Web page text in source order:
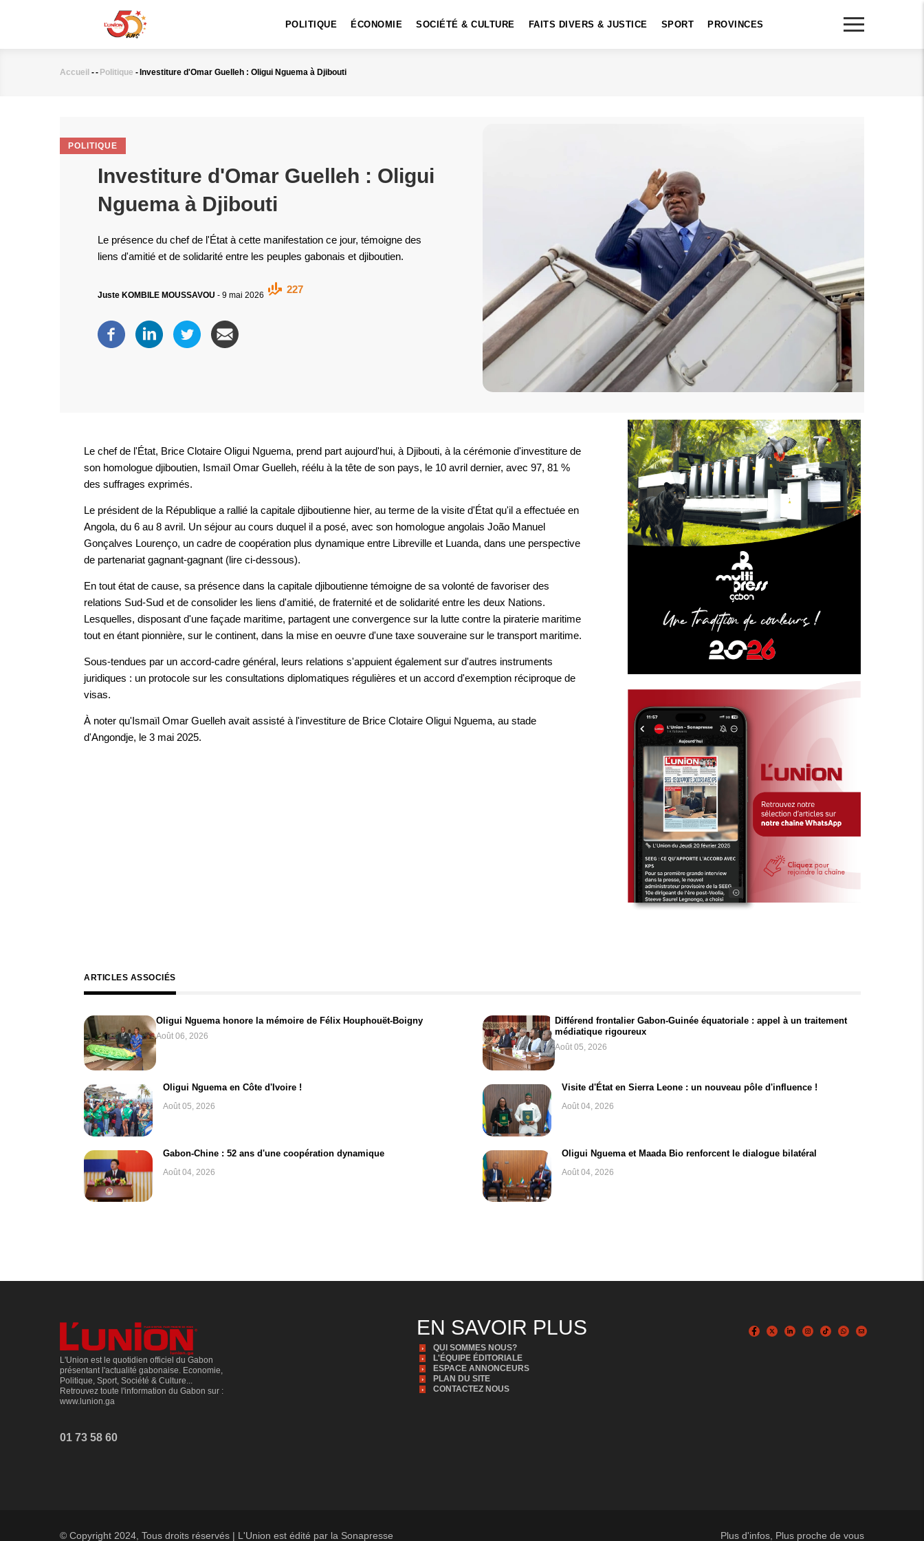
POLITIQUE ÉCONOMIE SOCIÉTÉ & CULTURE FAITS DIVERS & JUSTICE SPORT PROVINCES
Fil
Accueil -- Politique - Investiture d'Omar Guelleh : Oligui Nguema à Djibouti
POLITIQUE
Investiture d'Omar Guelleh : Oligui
Nguema à Djibouti
Le présence du chef de l'État à cette manifestation ce jour, témoigne des
liens d'amitié et de solidarité entre les peuples gabonais et djiboutien.
Juste KOMBILE MOUSSAVOU - 9 mai 2026
227
Le chef de l'État, Brice Clotaire Oligui Nguema, prend part aujourd'hui, à Djibouti, à la cérémonie d'investiture de
son homologue djiboutien, Ismaïl Omar Guelleh, réélu à la tête de son pays, le 10 avril dernier, avec 97, 81 %
des suffrages exprimés.
Le président de la République a rallié la capitale djiboutienne hier, au terme de la visite d'État qu'il a effectuée en
Angola, du 6 au 8 avril. Un séjour au cours duquel il a posé, avec son homologue angolais João Manuel
Gonçalves Lourenço, un cadre de coopération plus dynamique entre Libreville et Luanda, dans une perspective
de partenariat gagnant-gagnant (lire ci-dessous).
En tout état de cause, sa présence dans la capitale djiboutienne témoigne de sa volonté de favoriser des
relations Sud-Sud et de consolider les liens d'amitié, de fraternité et de solidarité entre les deux Nations.
Lesquelles, disposant d'une façade maritime, partagent une convergence sur la lutte contre la piraterie maritime
tout en étant pionnière, sur le continent, dans la mise en oeuvre d'une taxe souveraine sur le transport maritime.
Sous-tendues par un accord-cadre général, leurs relations s'appuient également sur d'autres instruments
juridiques : un protocole sur les consultations diplomatiques régulières et un accord d'exemption réciproque de
visas.
À noter qu'Ismaïl Omar Guelleh avait assisté à l'investiture de Brice Clotaire Oligui Nguema, au stade
d'Angondje, le 3 mai 2025.
ARTICLES ASSOCIÉS
Oligui Nguema honore la mémoire de Félix Houphouët-Boigny
Août 06, 2026
Différend frontalier Gabon-Guinée équatoriale : appel à un traitement
médiatique rigoureux
Août 05, 2026
Oligui Nguema en Côte d'Ivoire !
Août 05, 2026
Visite d'État en Sierra Leone : un nouveau pôle d'influence !
Août 04, 2026
Gabon-Chine : 52 ans d'une coopération dynamique
Août 04, 2026
Oligui Nguema et Maada Bio renforcent le dialogue bilatéral
Août 04, 2026
L'Union est le quotidien officiel du Gabon
présentant l'actualité gabonaise. Economie,
Politique, Sport, Société & Culture...
Retrouvez toute l'information du Gabon sur :
www.lunion.ga
01 73 58 60
EN SAVOIR PLUS
QUI SOMMES NOUS?
L'ÉQUIPE ÉDITORIALE
ESPACE ANNONCEURS
PLAN DU SITE
CONTACTEZ NOUS
© Copyright 2024, Tous droits réservés | L'Union est édité par la Sonapresse Plus d'infos, Plus proche de vous